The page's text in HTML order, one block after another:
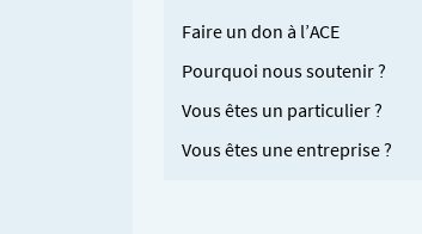
Faire un don à l’ACE
Pourquoi nous soutenir ?
Vous êtes un particulier ?
Vous êtes une entreprise ?